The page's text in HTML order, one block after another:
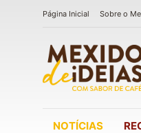
Página Inicial Sobre o
NOTÍCIAS